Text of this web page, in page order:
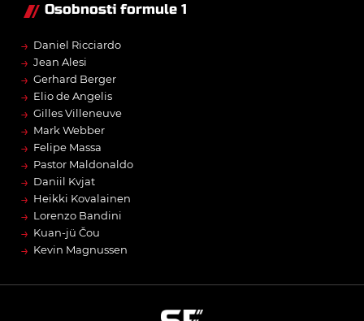
Osobnosti formule 1
→ Daniel Ricciardo
→ Jean Alesi
→ Gerhard Berger
→ Elio de Angelis
→ Gilles Villeneuve
→ Mark Webber
→ Felipe Massa
→ Pastor Maldonaldo
→ Daniil Kvjat
→ Heikki Kovalainen
→ Lorenzo Bandini
→ Kuan-jü Čou
→ Kevin Magnussen